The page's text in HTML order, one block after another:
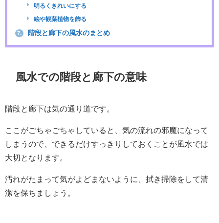
明るくきれいにする
絵や観葉植物を飾る
7. 階段と廊下の風水のまとめ
風水での階段と廊下の意味
階段と廊下は気の通り道です。
ここがごちゃごちゃしていると、気の流れの邪魔になって
しまうので、できるだけすっきりしておくことが風水では
大切となります。
汚れがたまって気がよどまないように、拭き掃除をして清
潔を保ちましょう。